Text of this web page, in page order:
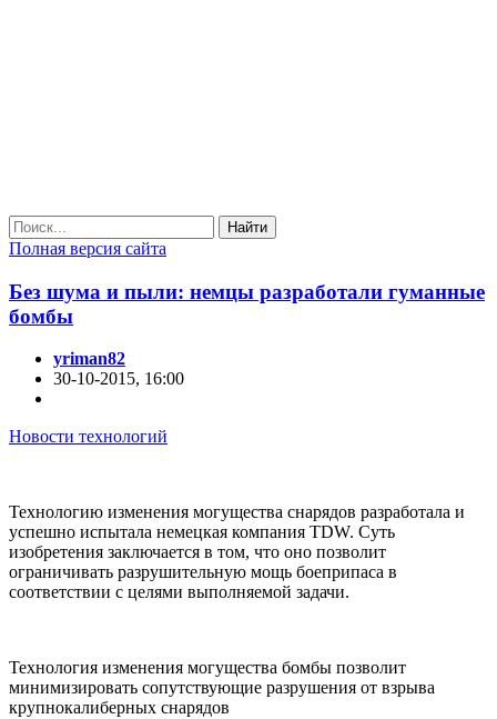
Найти
Полная версия сайта
Без шума и пыли: немцы разработали гуманные
бомбы
yriman82
30-10-2015, 16:00
Новости технологий
Технологию изменения могущества снарядов разработала и
успешно испытала немецкая компания TDW. Суть
изобретения заключается в том, что оно позволит
ограничивать разрушительную мощь боеприпаса в
соответствии с целями выполняемой задачи.
Технология изменения могущества бомбы позволит
минимизировать сопутствующие разрушения от взрыва
крупнокалиберных снарядов